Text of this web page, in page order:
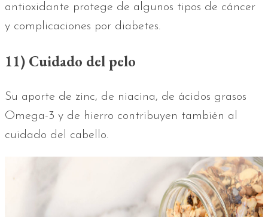
antioxidante protege de algunos tipos de cáncer
y complicaciones por diabetes.
11) Cuidado del pelo
Su aporte de zinc, de niacina, de ácidos grasos
Omega-3 y de hierro contribuyen también al
cuidado del cabello.